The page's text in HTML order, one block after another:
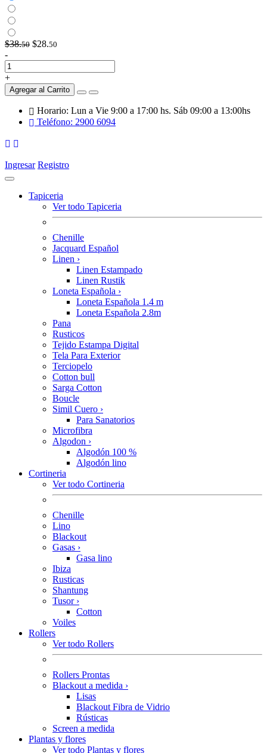
$38.50 $28.50
-
+
Agregar al Carrito
Horario: Lun a Vie 9:00 a 17:00 hs. Sáb 09:00 a 13:00hs
Teléfono: 2900 6094
Ingresar Registro
Tapiceria
Ver todo Tapiceria
Chenille
Jacquard Español
Linen ›
Linen Estampado
Linen Rustik
Loneta Española ›
Loneta Española 1.4 m
Loneta Española 2.8m
Pana
Rusticos
Tejido Estampa Digital
Tela Para Exterior
Terciopelo
Cotton bull
Sarga Cotton
Boucle
Simil Cuero ›
Para Sanatorios
Microfibra
Algodon ›
Algodón 100 %
Algodón lino
Cortineria
Ver todo Cortineria
Chenille
Lino
Blackout
Gasas ›
Gasa lino
Ibiza
Rusticas
Shantung
Tusor ›
Cotton
Voiles
Rollers
Ver todo Rollers
Rollers Prontas
Blackout a medida ›
Lisas
Blackout Fibra de Vidrio
Rústicas
Screen a medida
Plantas y flores
Ver todo Plantas y flores